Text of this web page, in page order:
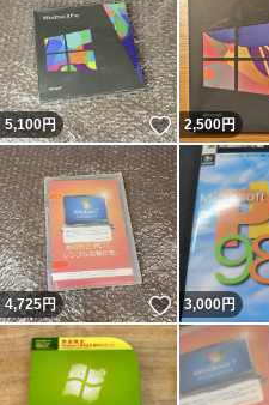
5,100円 いいね！
2,500円
4,725円 いいね！
3,000円